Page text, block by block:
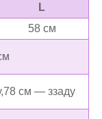
L
58 см
см — ззаду